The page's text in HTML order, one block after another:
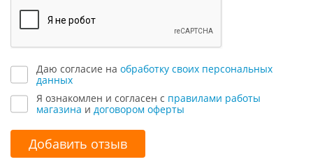
Даю согласие на обработку своих персональных
данных
Я ознакомлен и согласен с правилами работы
магазина и договором оферты
Добавить отзыв